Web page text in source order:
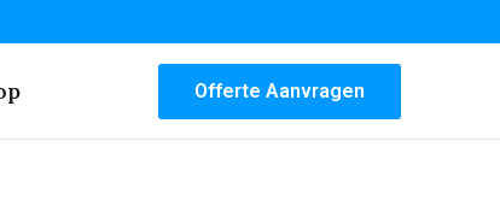
Offerte Aanvragen